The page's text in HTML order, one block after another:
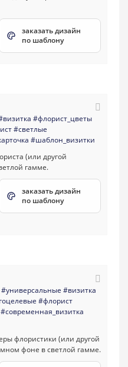
заказать дизайн
по шаблону
#флорист_цветы
#светлые
#шаблон_визитки
заказать дизайн
по шаблону
#универсальные #визитка
#флорист
#современная_визитка